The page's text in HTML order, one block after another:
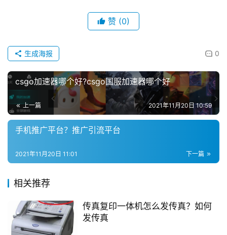
赞 (0)
0
生成海报
csgo加速器哪个好?csgo国服加速器哪个好
上一篇 2021年11月20日 10:59
手机推广平台？推广引流平台
下一篇
2021年11月20日 11:01
相关推荐
传真复印一体机怎么发传真？如何
发传真